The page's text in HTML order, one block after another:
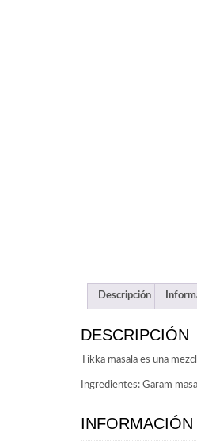
Descripción
DESCRIPCIÓN
Tikka masala es una
Ingredientes: Garam